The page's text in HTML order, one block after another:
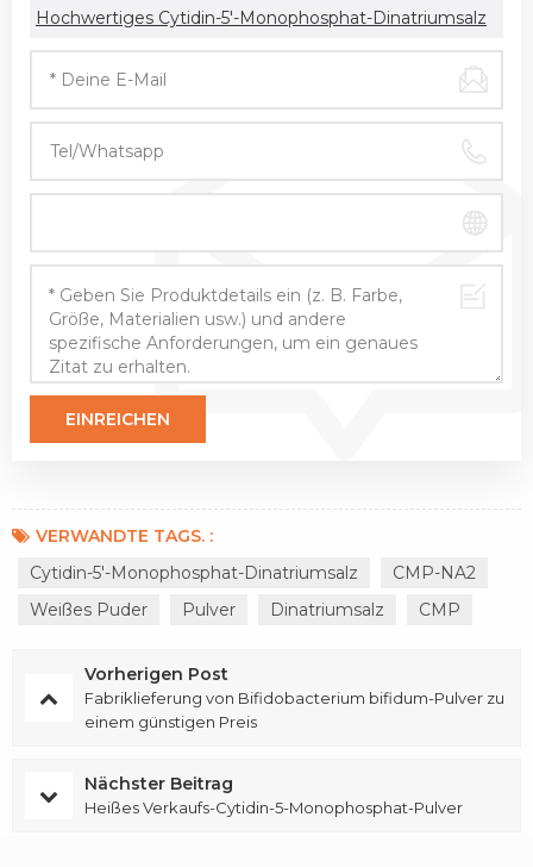
Hochwertiges Cytidin-5'-Monophosphat-Dinatriumsalz
VERWANDTE TAGS. :
Cytidin-5'-Monophosphat-Dinatriumsalz
CMP-NA2
Weißes Puder
Pulver Dinatriumsalz CMP
Vorherigen Post
Fabriklieferung von Bifidobacterium bifidum-Pulver zu
einem günstigen Preis
Nächster Beitrag
Heißes Verkaufs-Cytidin-5-Monophosphat-Pulver